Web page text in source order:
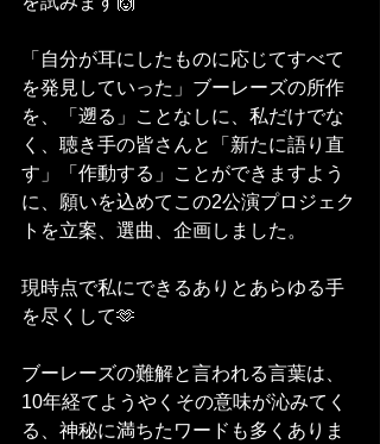
「自分が耳にしたものに応じてすべて
を発見していった」ブーレーズの所作
を、「遡る」ことなしに、私だけでな
く、聴き手の皆さんと「新たに語り直
す」「作動する」ことができますよう
に、願いを込めてこの2公演プロジェク
トを立案、選曲、企画しました。
現時点で私にできるありとあらゆる手
を尽くして🫶
ブーレーズの難解と言われる言葉は、
10年経てようやくその意味が沁みてく
る、神秘に満ちたワードも多くありま